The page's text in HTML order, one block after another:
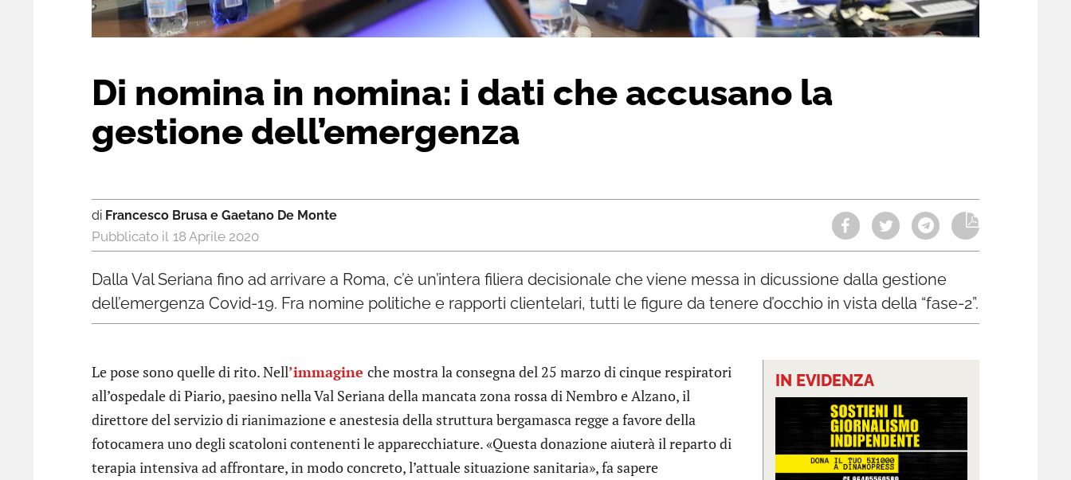
Di nomina in nomina: i dati che accusano la
gestione dell’emergenza
di Francesco Brusa e Gaetano De Monte
18 Aprile 2020
Dalla Val Seriana fino ad arrivare a Roma, c’è un’intera filiera decisionale che viene messa in dicussione dalla gestione
dell’emergenza Covid-19. Fra nomine politiche e rapporti clientelari, tutti le figure da tenere d’occhio in vista della “fase-2”.
Le pose sono quelle di rito. Nell’immagine che mostra la consegna del 25 marzo di cinque respiratori
all’ospedale di Piario, paesino nella Val Seriana della mancata zona rossa di Nembro e Alzano, il
direttore del servizio di rianimazione e anestesia della struttura bergamasca regge a favore della
fotocamera uno degli scatoloni contenenti le apparecchiature. «Questa donazione aiuterà il reparto di
terapia intensiva ad affrontare, in modo concreto, l’attuale situazione sanitaria», fa sapere
IN EVIDENZA